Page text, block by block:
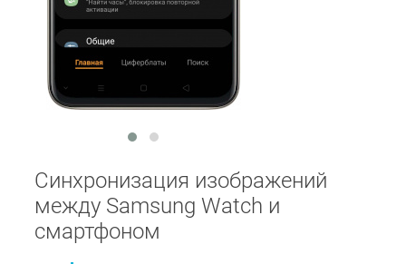
Синхронизация изображений
между Samsung Watch и
смартфоном